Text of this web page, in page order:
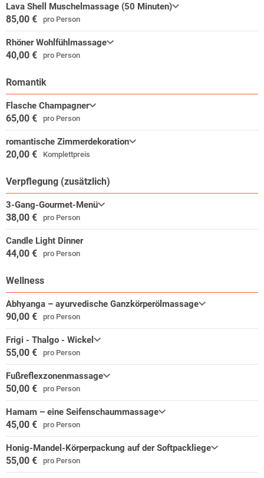
Lava Shell Muschelmassage (50 Minuten)
85,00 € pro Person
Rhöner Wohlfühlmassage
40,00 € pro Person
Romantik
Flasche Champagner
65,00 € pro Person
romantische Zimmerdekoration
20,00 € Komplettpreis
Verpflegung (zusätzlich)
3-Gang-Gourmet-Menü
38,00 € pro Person
Candle Light Dinner
44,00 € pro Person
Wellness
Abhyanga – ayurvedische Ganzkörperölmassage
90,00 € pro Person
Frigi - Thalgo - Wickel
55,00 € pro Person
Fußreflexzonenmassage
50,00 € pro Person
Hamam – eine Seifenschaummassage
45,00 € pro Person
Honig-Mandel-Körperpackung auf der Softpackliege
55,00 € pro Person